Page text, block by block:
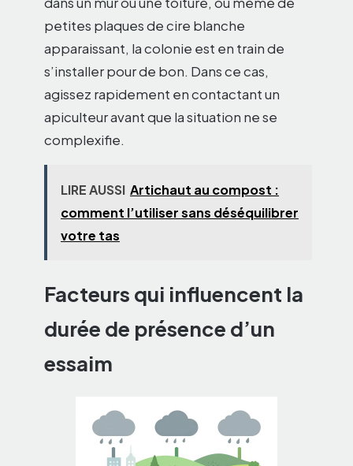
petites plaques de cire blanche
apparaissant, la colonie est en train de
s’installer pour de bon. Dans ce cas,
agissez rapidement en contactant un
apiculteur avant que la situation ne se
complexifie.
LIRE AUSSI Artichaut au compost :
comment l’utiliser sans déséquilibrer
votre tas
Facteurs qui influencent la
durée de présence d’un
essaim